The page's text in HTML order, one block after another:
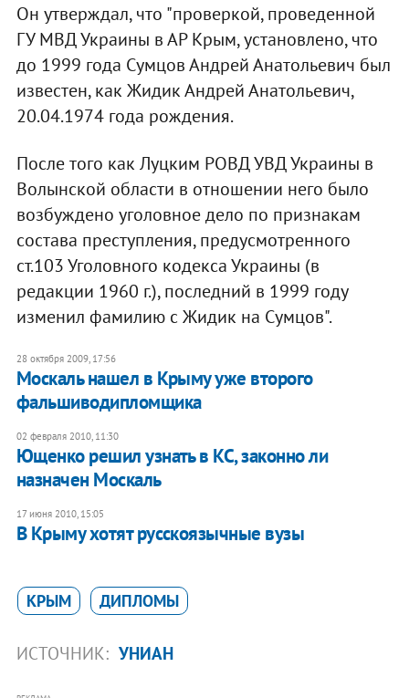
Он утверждал, что "проверкой, проведенной
ГУ МВД Украины в АР Крым, установлено, что
до 1999 года Сумцов Андрей Анатольевич был
известен, как Жидик Андрей Анатольевич,
20.04.1974 года рождения.
После того как Луцким РОВД УВД Украины в
Волынской области в отношении него было
возбуждено уголовное дело по признакам
состава преступления, предусмотренного
ст.103 Уголовного кодекса Украины (в
редакции 1960 г.), последний в 1999 году
изменил фамилию с Жидик на Сумцов".
28 октября 2009, 17:56
Москаль нашел в Крыму уже второго
фальшиводипломщика
02 февраля 2010, 11:30
Ющенко решил узнать в КС, законно ли
назначен Москаль
17 июня 2010, 15:05
В Крыму хотят русскоязычные вузы
КРЫМ ДИПЛОМЫ
ИСТОЧНИК: УНИАН